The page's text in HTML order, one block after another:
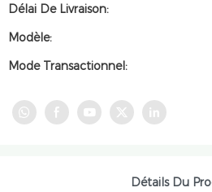
Délai De Livraison:
Modèle:
Mode Transactionnel:
Détails Du